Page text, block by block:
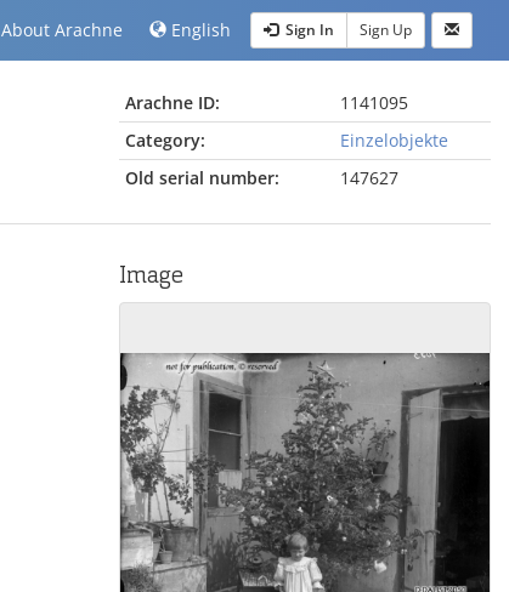
About Arachne English Sign In Sign Up
Arachne ID:
1141095
Category:
Einzelobjekte
Old serial number:
147627
Image